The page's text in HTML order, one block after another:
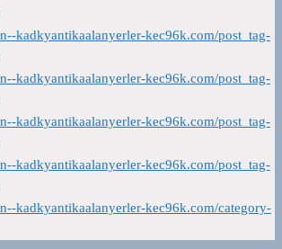
kadkyantikaalanyerler-kec96k.com/post_tag-
kadkyantikaalanyerler-kec96k.com/post_tag-
kadkyantikaalanyerler-kec96k.com/post_tag-
kadkyantikaalanyerler-kec96k.com/post_tag-
kadkyantikaalanyerler-kec96k.com/category-